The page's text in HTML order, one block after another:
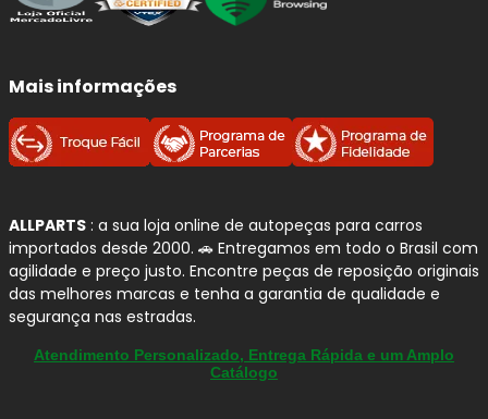
Mais informações
ALLPARTS : a sua loja online de autopeças para carros
importados desde 2000. 🚗 Entregamos em todo o Brasil com
agilidade e preço justo. Encontre peças de reposição originais
das melhores marcas e tenha a garantia de qualidade e
segurança nas estradas.
Atendimento Personalizado, Entrega Rápida e um Amplo
Catálogo